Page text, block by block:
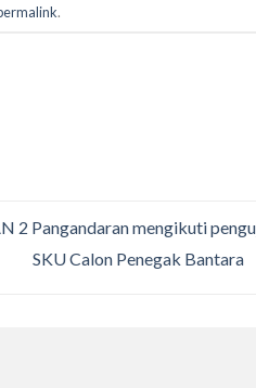
.
2 Pangandaran mengikuti
SKU Calon Penegak Bantara